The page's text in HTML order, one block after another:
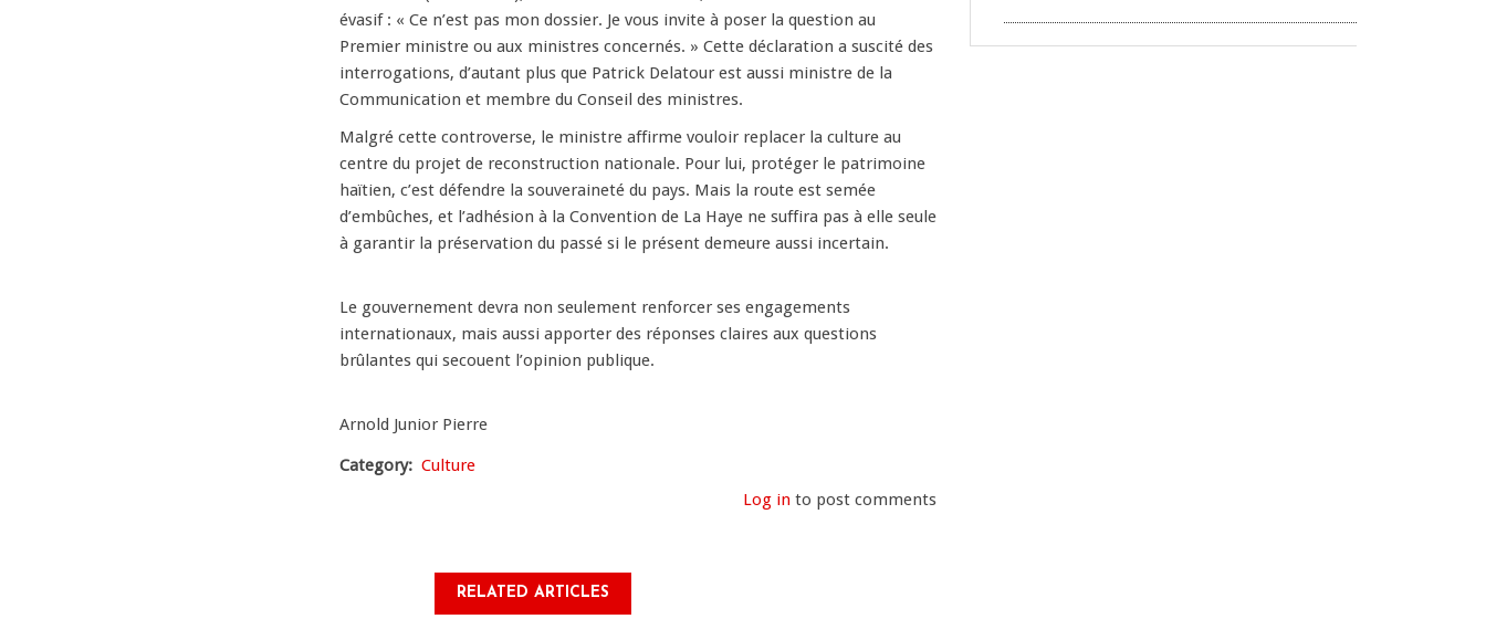
évasif : « Ce n’est pas mon dossier. Je vous invite à poser la question au
Premier ministre ou aux ministres concernés. » Cette déclaration a suscité des
interrogations, d’autant plus que Patrick Delatour est aussi ministre de la
Communication et membre du Conseil des ministres.
Malgré cette controverse, le ministre affirme vouloir replacer la culture au
centre du projet de reconstruction nationale. Pour lui, protéger le patrimoine
haïtien, c’est défendre la souveraineté du pays. Mais la route est semée
d’embûches, et l’adhésion à la Convention de La Haye ne suffira pas à elle seule
à garantir la préservation du passé si le présent demeure aussi incertain.
Le gouvernement devra non seulement renforcer ses engagements
internationaux, mais aussi apporter des réponses claires aux questions
brûlantes qui secouent l’opinion publique.
Arnold Junior Pierre
Category
Culture
Log in to post comments
RELATED ARTICLES